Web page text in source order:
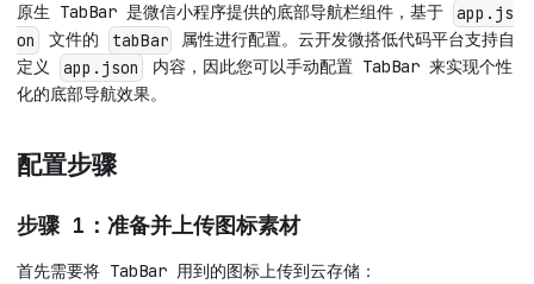
原生 TabBar 是微信小程序提供的底部导航栏组件，基于
app.js
on
文件的 tabBar
属性进行配置。云开发微搭低代码平台支持自
定义
app.json
内容，因此您可以手动配置 TabBar 来实现个性
化的底部导航效果。
配置步骤
步骤 1：准备并上传图标素材
首先需要将 TabBar 用到的图标上传到云存储：